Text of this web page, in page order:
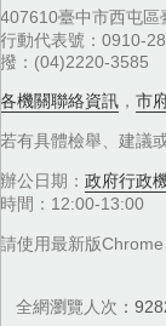
407610臺中市西屯
行動代表號：0910-
撥：(04)2220-3585
各機關聯絡資訊 ， 市
若有具體檢舉、建議
辦公日期： 政府行政
時間：12:00-13:00
請使用最新版
全網瀏覽人次